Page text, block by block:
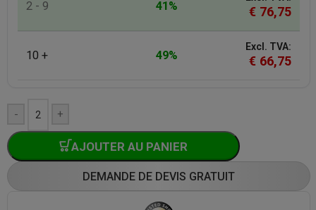
2 - 9 41% € 76,75
10 + 49%
Excl. TVA:
€ 66,75
- +
AJOUTER AU PANIER
DEMANDE DE DEVIS GRATUIT